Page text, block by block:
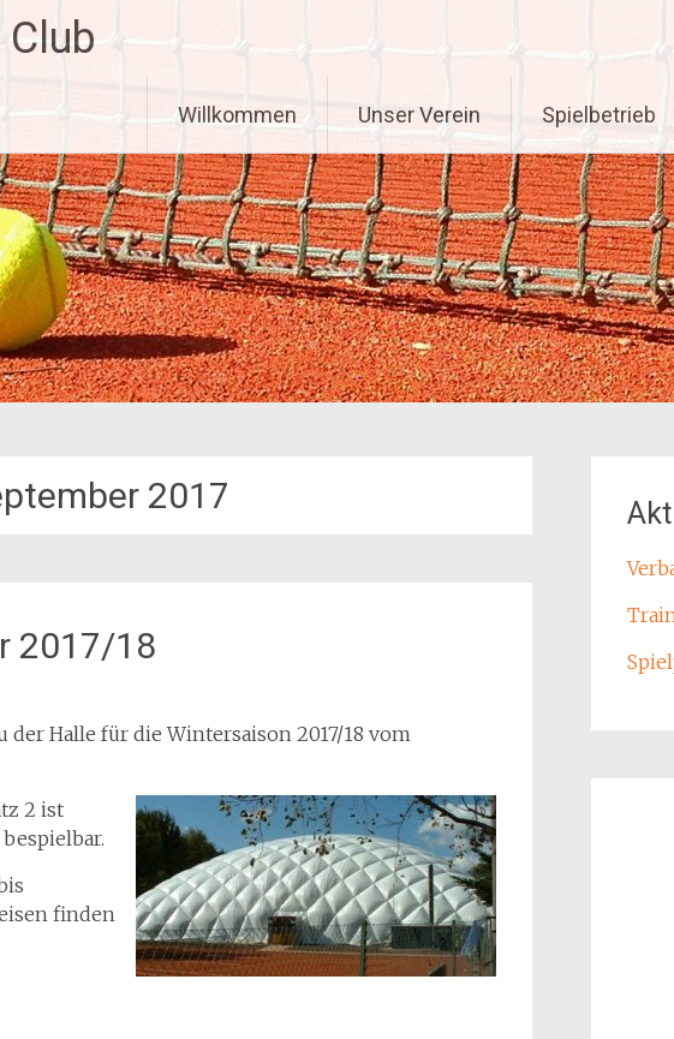
Inhalt
springen
Willkommen Unser Verein Spielbetrieb
2017
2017/18
Halle für die Wintersaison 2017/18 vom
2 ist
finden